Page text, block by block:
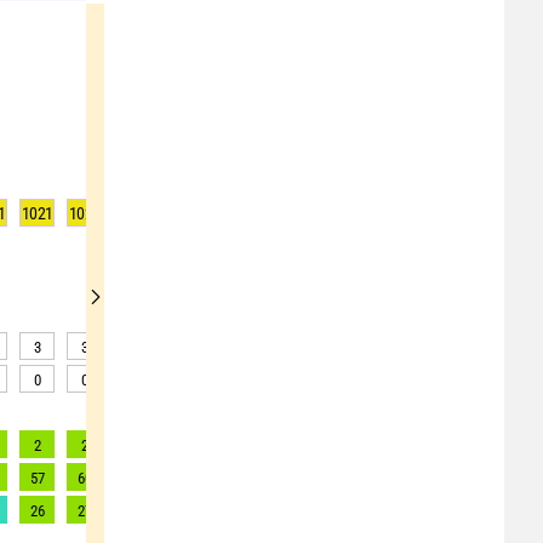
1021 1020
3 3
0 0
2 2
57 60
26 27